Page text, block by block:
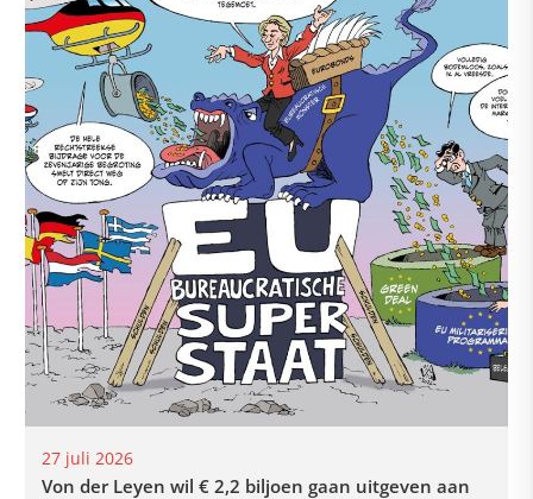
27 juli 2026
Von der Leyen wil € 2,2 biljoen gaan uitgeven aan